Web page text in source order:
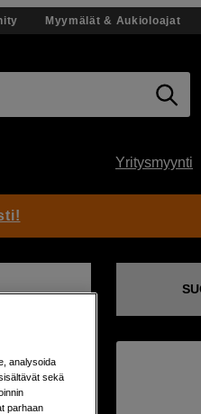
Myymälät & Aukioloajat
Yritysmyynti
analysoida
sekä
parhaan